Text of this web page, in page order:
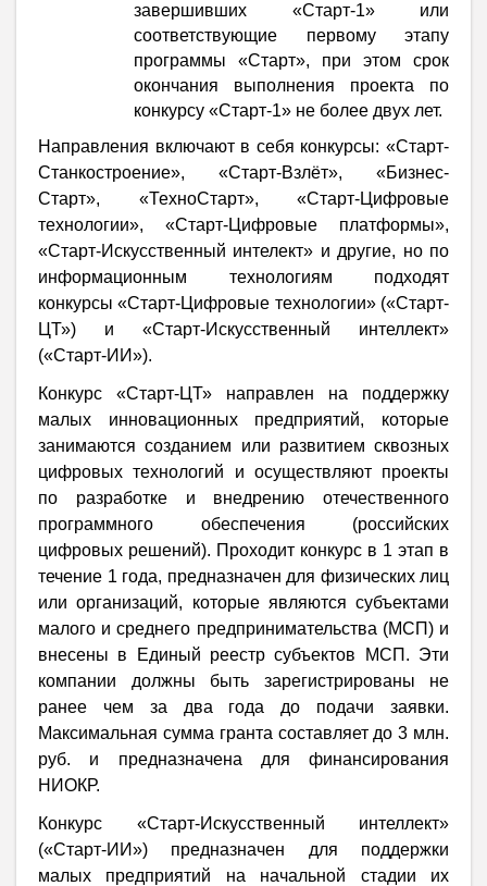
завершивших «Старт-1» или
соответствующие первому этапу
программы «Старт», при этом срок
окончания выполнения проекта по
конкурсу «Старт-1» не более двух лет.
Направления включают в себя конкурсы: «Старт-
Станкостроение», «Старт-Взлёт», «Бизнес-
Старт», «ТехноСтарт», «Старт-Цифровые
технологии», «Старт-Цифровые платформы»,
«Старт-Искусственный интелект» и другие, но по
информационным технологиям подходят
конкурсы «Старт-Цифровые технологии» («Старт-
ЦТ») и «Старт-Искусственный интеллект»
(«Старт-ИИ»).
Конкурс «Старт-ЦТ» направлен на поддержку
малых инновационных предприятий, которые
занимаются созданием или развитием сквозных
цифровых технологий и осуществляют проекты
по разработке и внедрению отечественного
программного обеспечения (российских
цифровых решений). Проходит конкурс в 1 этап в
течение 1 года, предназначен для физических лиц
или организаций, которые являются субъектами
малого и среднего предпринимательства (МСП) и
внесены в Единый реестр субъектов МСП. Эти
компании должны быть зарегистрированы не
ранее чем за два года до подачи заявки.
Максимальная сумма гранта составляет до 3 млн.
руб. и предназначена для финансирования
НИОКР.
Конкурс «Старт-Искусственный интеллект»
(«Старт-ИИ») предназначен для поддержки
малых предприятий на начальной стадии их